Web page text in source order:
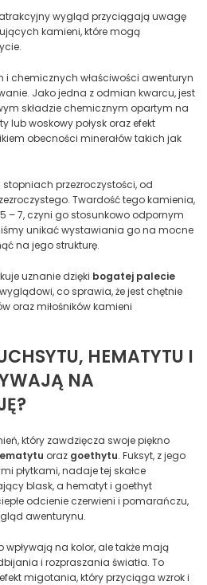
wygląd przyciągają uwagę
kamieni, które mogą
i chemicznych właściwości awenturyn
Jako jedna z odmian kwarcu, jest
składzie chemicznym opartym na
lub woskowy połysk oraz efekt
obecności minerałów takich jak
przezroczystości, od
Twardość tego kamienia,
– 7, czyni go stosunkowo odpornym
unikać wystawiania go na mocne
na jego strukturę.
uznanie dzięki bogatej palecie
co sprawia, że jest chętnie
oraz miłośników kamieni
HEMATYTU I
NA
który zawdzięcza swoje piękno
oraz goethytu. Fuksyt, z jego
płytkami, nadaje tej skałce
blask, a hematyt i goethyt
odcienie czerwieni i pomarańczu,
awenturynu.
wpływają na kolor, ale także mają
i rozpraszania światła. To
migotania, który przyciąga wzrok i